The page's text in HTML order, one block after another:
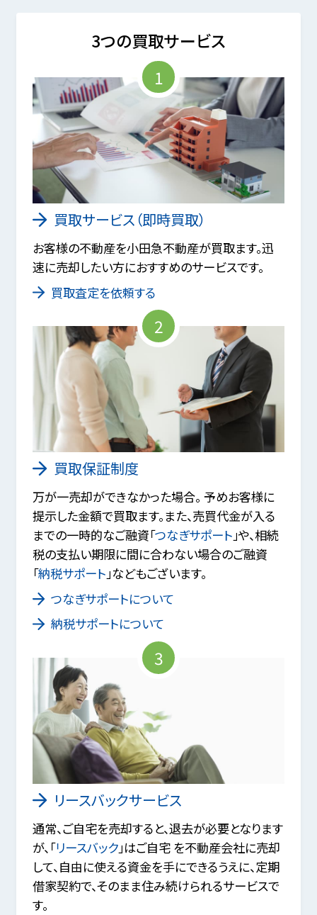
3つの買取サービス
1
買取サービス（即時買取）
お客様の不動産を小田急不動産が買取ます。迅
速に売却したい方におすすめのサービスです。
買取査定を依頼する
2
買取保証制度
万が一売却ができなかった場合。 予めお客様に
提示した金額で買取ます。また、売買代金が入る
までの一時的なご融資「つなぎサポート」や、相続
税の支払い期限に間に合わない場合のご融資
「納税サポート」などもございます。
つなぎサポートについて
納税サポートについて
3
リースバックサービス
通常、ご自宅を売却すると、退去が必要となります
が、「リースバック」はご自宅 を不動産会社に売却
して、自由に使える資金を手にできるうえに、定期
借家契約で、そのまま住み続けられるサービスで
す。